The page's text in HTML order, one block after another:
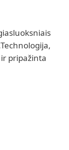
pripažinta